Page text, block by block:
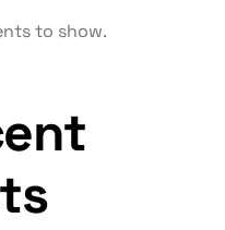
to show.